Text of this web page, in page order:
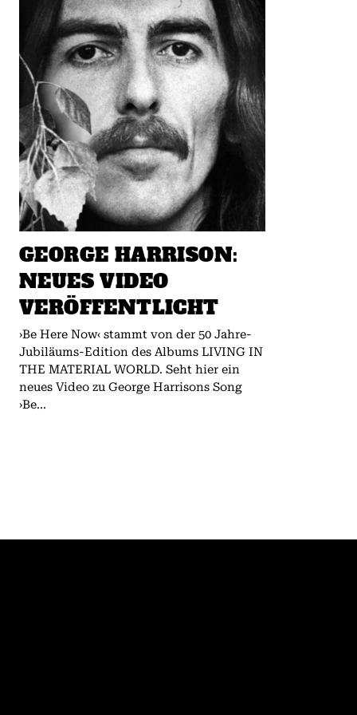
GEORGE HARRISON:
NEUES VIDEO
VERÖFFENTLICHT
›Be Here Now‹ stammt von der 50 Jahre-
Jubiläums-Edition des Albums LIVING IN
THE MATERIAL WORLD. Seht hier ein
neues Video zu George Harrisons Song
›Be...